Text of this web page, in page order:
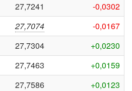
27,7241
-0,0302
27,7074
-0,0167
27,7304
+0,0230
27,7463
+0,0159
27,7586
+0,0123